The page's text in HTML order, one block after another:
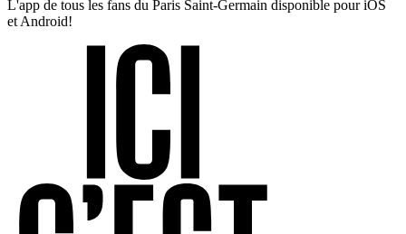
L'app de tous les fans du Paris Saint-Germain disponible pour iOS
et Android!